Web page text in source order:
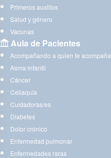
Primeros auxilios
Salud y género
Vacunas
Aula de Pacientes
Acompañando a quien te acompaña
Asma infantil
Cáncer
Celiaquía
Cuidadoras/es
Diabetes
Dolor crónico
Enfermedad pulmonar
Enfermedades raras